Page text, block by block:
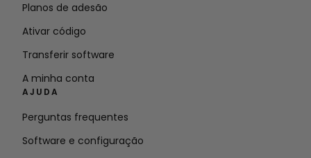
Planos de adesão
Ativar código
Transferir software
A minha conta
AJUDA
Perguntas frequentes
Software e configuração